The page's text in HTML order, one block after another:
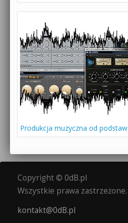
Produkcja muzyczna od podstaw
Copyright © 0dB.pl
Wszystkie prawa zastrzeżone.
kontakt@0dB.pl